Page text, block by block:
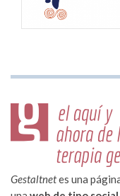
Gestaltnetes una